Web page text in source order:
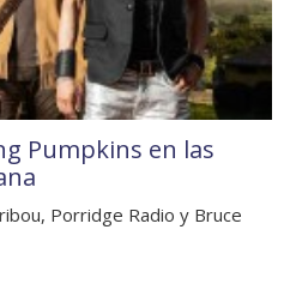
Pumpkins en las
Porridge Radio y Bruce